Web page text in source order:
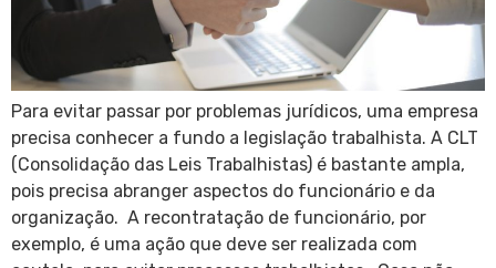
Para evitar passar por problemas jurídicos, uma empresa
precisa conhecer a fundo a legislação trabalhista. A CLT
(Consolidação das Leis Trabalhistas) é bastante ampla,
pois precisa abranger aspectos do funcionário e da
organização. A recontratação de funcionário, por
exemplo, é uma ação que deve ser realizada com